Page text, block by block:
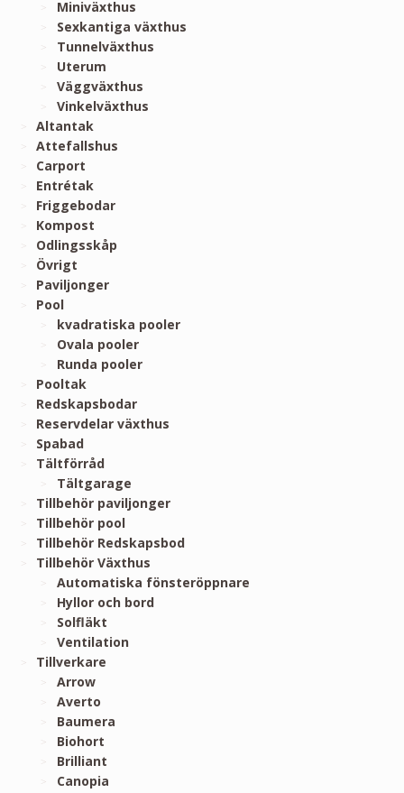
Miniväxthus
Sexkantiga växthus
Tunnelväxthus
Uterum
Väggväxthus
Vinkelväxthus
Altantak
Attefallshus
Carport
Entrétak
Friggebodar
Kompost
Odlingsskåp
Övrigt
Paviljonger
Pool
kvadratiska pooler
Ovala pooler
Runda pooler
Pooltak
Redskapsbodar
Reservdelar växthus
Spabad
Tältförråd
Tältgarage
Tillbehör paviljonger
Tillbehör pool
Tillbehör Redskapsbod
Tillbehör Växthus
Automatiska fönsteröppnare
Hyllor och bord
Solfläkt
Ventilation
Tillverkare
Arrow
Averto
Baumera
Biohort
Brilliant
Canopia